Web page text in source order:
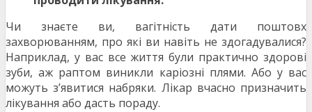
Чи знаєте ви, вагітність дати поштовх
захворюванням, про які ви навіть не здогадувалися?
Наприклад, у вас все життя були практично здорові
зуби, аж раптом виникли каріозні плями. Або у вас
можуть з’явитися набряки. Лікар вчасно призначить
лікування або дасть пораду.